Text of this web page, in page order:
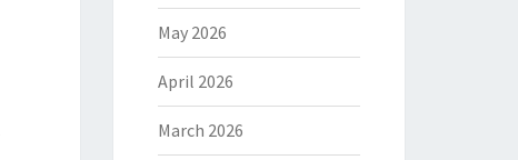
May 2026
April 2026
March 2026